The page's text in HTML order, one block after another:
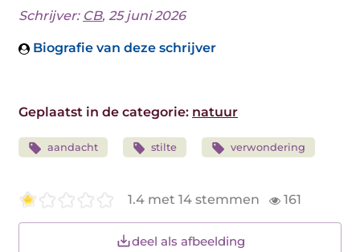
Schrijver: CB, 25 juni 2026
Biografie van deze schrijver
Geplaatst in de categorie: natuur
aandacht stilte verwondering
1.4 met 14 stemmen 161
deel als afbeelding